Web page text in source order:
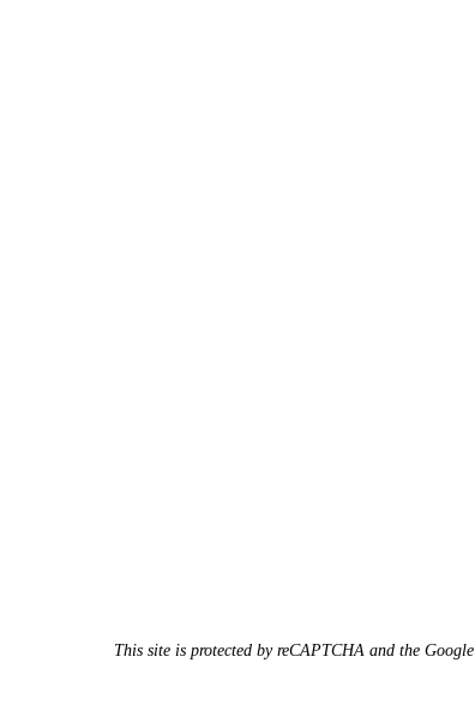
This site is protected by reCAPTCHA and the Google